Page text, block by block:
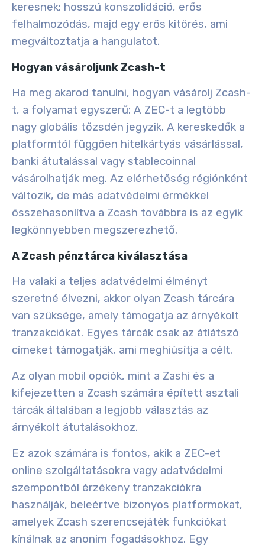
keresnek: hosszú konszolidáció, erős
felhalmozódás, majd egy erős kitörés, ami
megváltoztatja a hangulatot.
Hogyan vásároljunk Zcash-t
Ha meg akarod tanulni, hogyan vásárolj Zcash-
t, a folyamat egyszerű: A ZEC-t a legtöbb
nagy globális tőzsdén jegyzik. A kereskedők a
platformtól függően hitelkártyás vásárlással,
banki átutalással vagy stablecoinnal
vásárolhatják meg. Az elérhetőség régiónként
változik, de más adatvédelmi érmékkel
összehasonlítva a Zcash továbbra is az egyik
legkönnyebben megszerezhető.
A Zcash pénztárca kiválasztása
Ha valaki a teljes adatvédelmi élményt
szeretné élvezni, akkor olyan Zcash tárcára
van szüksége, amely támogatja az árnyékolt
tranzakciókat. Egyes tárcák csak az átlátszó
címeket támogatják, ami meghiúsítja a célt.
Az olyan mobil opciók, mint a Zashi és a
kifejezetten a Zcash számára épített asztali
tárcák általában a legjobb választás az
árnyékolt átutalásokhoz.
Ez azok számára is fontos, akik a ZEC-et
online szolgáltatásokra vagy adatvédelmi
szempontból érzékeny tranzakciókra
használják, beleértve bizonyos platformokat,
amelyek Zcash szerencsejáték funkciókat
kínálnak az anonim fogadásokhoz. Egy